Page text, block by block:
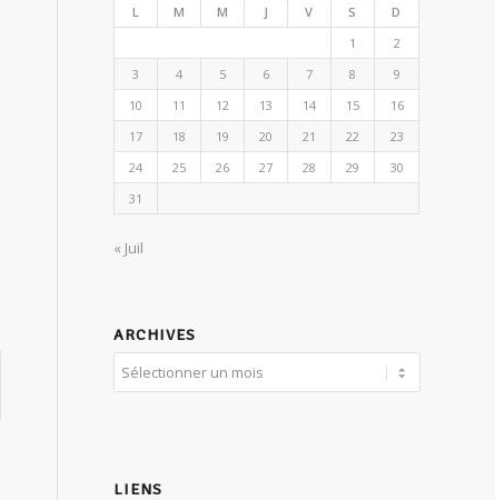
L M M J V S
D
1
2
3
4 5 6 7 8
9
10
11 12 13 14 15
16
17
18 19 20 21 22
23
24
25 26 27 28 29
30
31
« Juil
ARCHIVES
LIENS